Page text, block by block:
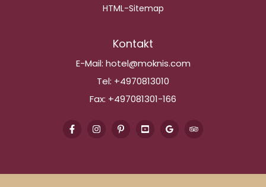
HTML-Sitemap
Kontakt
E-Mail: hotel@moknis.com
Tel: +4970813010
Fax: +497081301-166